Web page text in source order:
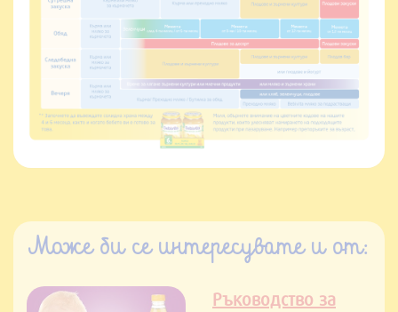
Може би се интересувате и от:
Ръководство за